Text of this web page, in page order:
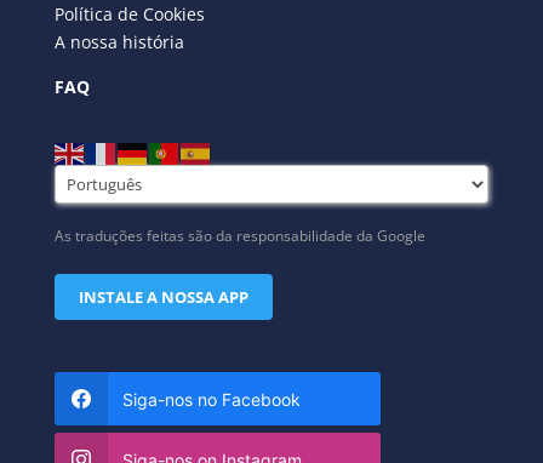
Política de Cookies
A nossa história
FAQ
As traduções feitas são da responsabilidade da Google
INSTALE A NOSSA APP
Siga-nos no Facebook